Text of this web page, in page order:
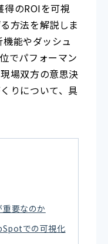
のROIを可視
方法を解説しま
能やダッシュ
でパフォーマン
場双方の意思決
りについて、具
要なのか
での可視化